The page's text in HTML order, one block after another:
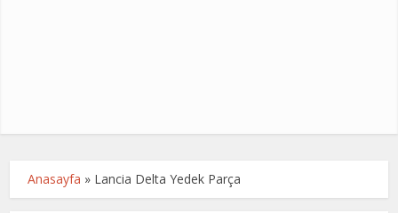
Anasayfa » Lancia Delta Yedek Parça